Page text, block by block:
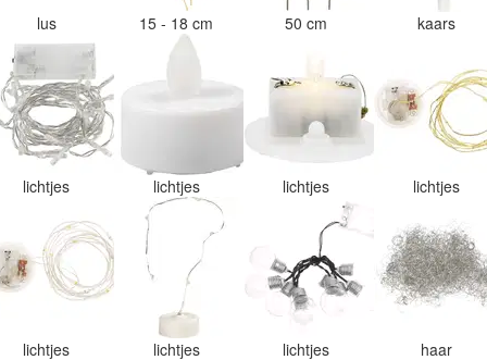
lus 15 - 18 cm 50 cm kaars
lichtjes lichtjes lichtjes lichtjes
lichtjes lichtjes lichtjes haar